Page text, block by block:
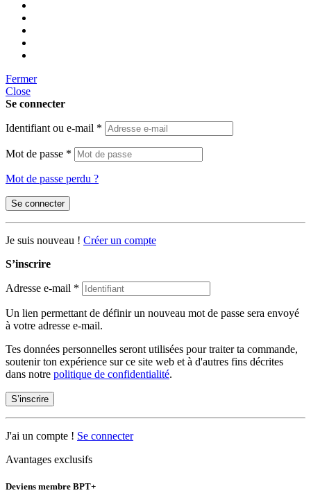
Fermer
Close
Se connecter
Identifiant ou e-mail *
Mot de passe *
Mot de passe perdu ?
Se connecter
Je suis nouveau ! Créer un compte
S’inscrire
Adresse e-mail *
Un lien permettant de définir un nouveau mot de passe sera envoyé
à votre adresse e-mail.
Tes données personnelles seront utilisées pour traiter ta commande,
soutenir ton expérience sur ce site web et à d'autres fins décrites
dans notre politique de confidentialité.
S’inscrire
J'ai un compte ! Se connecter
Avantages exclusifs
Deviens membre BPT+